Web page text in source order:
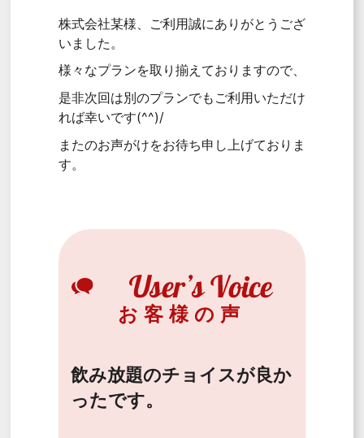
株式会社某様、ご利用誠にありがとうござ
いました。
様々なプランを取り揃えておりますので、
是非次回は別のプランでもご利用いただけ
れば幸いです(^^)/
またのお声がけをお待ち申し上げておりま
す。
お客様の声
飲み放題のチョイスが良か
ったです。